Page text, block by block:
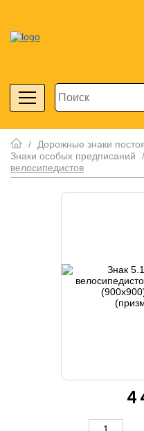
/ Дорожные знаки
Знаки особых предписаний
/
велосипедистов
4